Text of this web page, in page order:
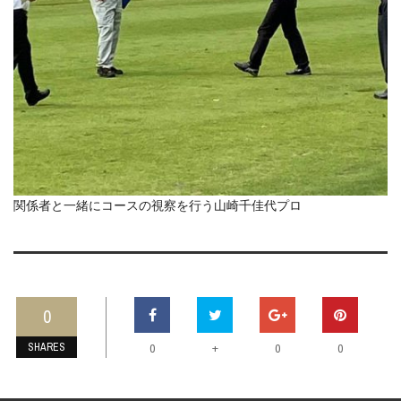
関係者と一緒にコースの視察を行う山崎千佳代プロ
0
SHARES 0 + 0 0